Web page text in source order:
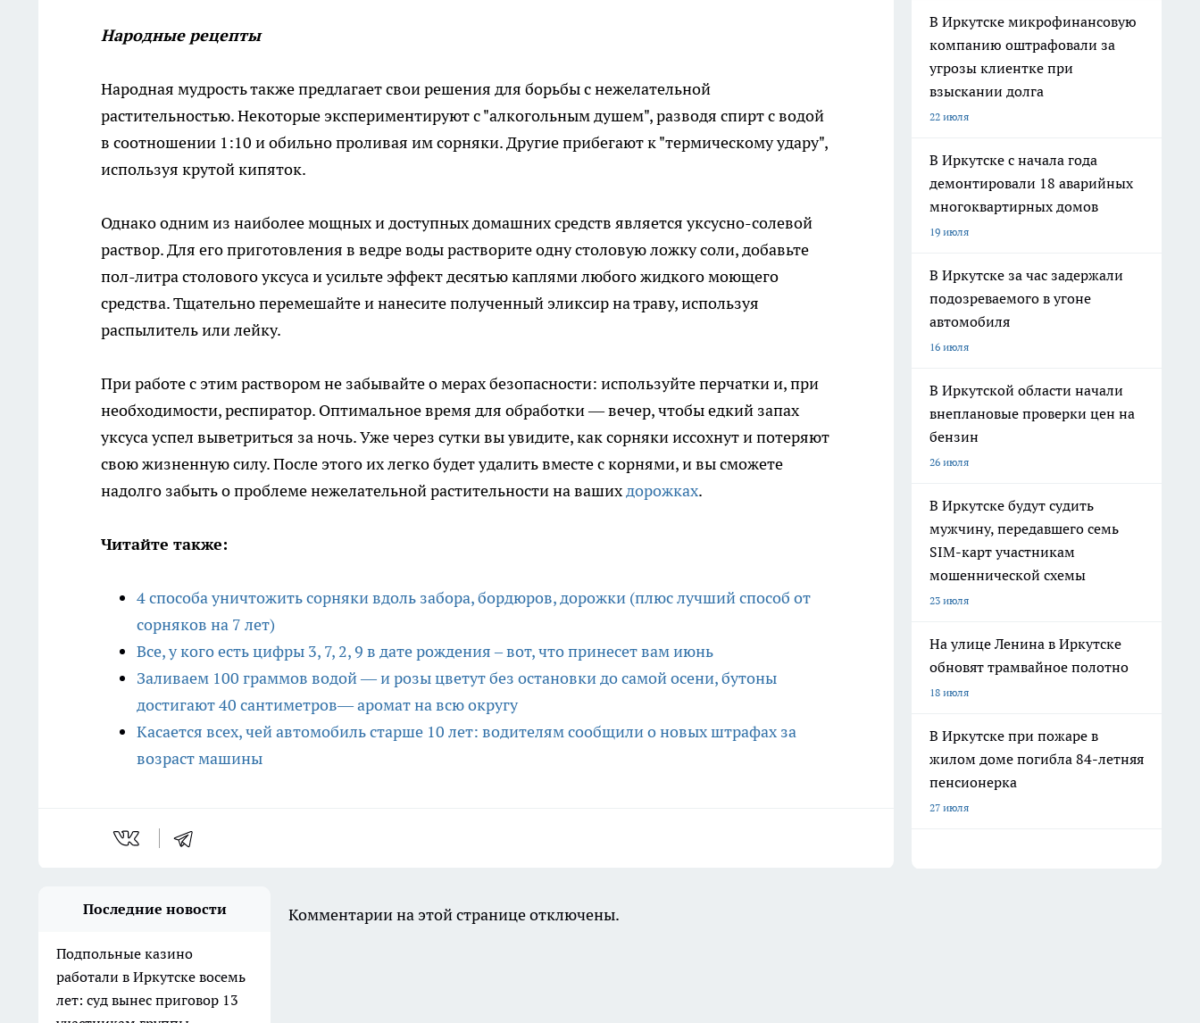
Народные рецепты
Народная мудрость также предлагает свои решения для борьбы с нежелательной
растительностью. Некоторые экспериментируют с "алкогольным душем", разводя спирт с водой
в соотношении 1:10 и обильно проливая им сорняки. Другие прибегают к "термическому удару",
используя крутой кипяток.
Однако одним из наиболее мощных и доступных домашних средств является уксусно-солевой
раствор. Для его приготовления в ведре воды растворите одну столовую ложку соли, добавьте
пол-литра столового уксуса и усильте эффект десятью каплями любого жидкого моющего
средства. Тщательно перемешайте и нанесите полученный эликсир на траву, используя
распылитель или лейку.
При работе с этим раствором не забывайте о мерах безопасности: используйте перчатки и, при
необходимости, респиратор. Оптимальное время для обработки — вечер, чтобы едкий запах
уксуса успел выветриться за ночь. Уже через сутки вы увидите, как сорняки иссохнут и потеряют
свою жизненную силу. После этого их легко будет удалить вместе с корнями, и вы сможете
надолго забыть о проблеме нежелательной растительности на вашихдорожках.
Читайте также:
4 способа уничтожить сорняки вдоль забора, бордюров, дорожки (плюс лучший способ от
сорняков на 7 лет)
Все, у кого есть цифры 3, 7, 2, 9 в дате рождения – вот, что принесет вам июнь
Заливаем 100 граммов водой — и розы цветут без остановки до самой осени, бутоны
достигают 40 сантиметров— аромат на всю округу
Касается всех, чей автомобиль старше 10 лет: водителям сообщили о новых штрафах за
возраст машины
В Иркутске микрофинансовую
компанию оштрафовали за
угрозы клиентке при
взыскании долга
22 июля
В Иркутске с начала года
демонтировали 18 аварийных
многоквартирных домов
19 июля
В Иркутске за час задержали
подозреваемого в угоне
автомобиля
16 июля
В Иркутской области начали
внеплановые проверки цен на
бензин
26 июля
В Иркутске будут судить
мужчину, передавшего семь
SIM-карт участникам
мошеннической схемы
23 июля
На улице Ленина в Иркутске
обновят трамвайное полотно
18 июля
В Иркутске при пожаре в
жилом доме погибла 84-летняя
пенсионерка
27 июля
Последние новости
Подпольные казино
работали в Иркутске восемь
лет: суд вынес приговор 13
Комментарии на этой странице отключены.